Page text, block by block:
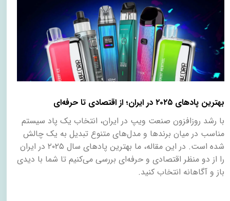
بهترین پادهای ۲۰۲۵ در ایران؛ از اقتصادی تا حرفه‌ای
با رشد روزافزون صنعت ویپ در ایران، انتخاب یک پاد سیستم
مناسب در میان برندها و مدل‌های متنوع تبدیل به یک چالش
شده است. در این مقاله، ما بهترین پادهای سال ۲۰۲۵ در ایران
را از دو منظر اقتصادی و حرفه‌ای بررسی می‌کنیم تا شما با دیدی
باز و آگاهانه انتخاب کنید.